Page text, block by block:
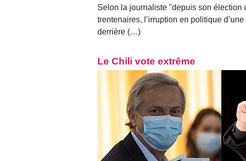
Selon la journaliste "depuis son élection
trentenaires, l’irruption en politique
derrière (…)
Le Chili vote extrême